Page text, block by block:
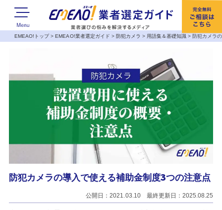
EMEAO!トップ>EMEAO!業者選定ガイド > 防犯カメラ > 用語集＆基礎知識 > 防犯カメラ
防犯カメラの導入で使える補助金制度3つの注意点
公開日：2021.03.10 最終更新日：2025.08.25